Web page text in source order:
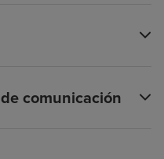
comunicación